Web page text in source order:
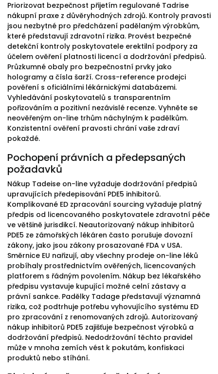
Priorizovat bezpečnost přijetím regulované Tadrise
nákupní praxe z důvěryhodných zdrojů. Kontroly pravosti
jsou nezbytné pro předcházení padělaným výrobkům,
které představují zdravotní rizika. Provést bezpečné
detekční kontroly poskytovatele erektilní podpory za
účelem ověření platnosti licencí a dodržování předpisů.
Průzkumné obaly pro bezpečnostní prvky jako
hologramy a čísla šarží. Cross-reference prodejci
pověření s oficiálními lékárnickými databázemi.
Vyhledávání poskytovatelů s transparentním
pořizováním a pozitivní nezávislé recenze. Vyhněte se
neověřeným on-line trhům náchylným k padělkům.
Konzistentní ověření pravosti chrání vaše zdraví
pokaždé.
Pochopení právních a předepsaných
požadavků
Nákup Tadeise on-line vyžaduje dodržování předpisů
upravujících předepisování PDE5 inhibitorů.
Komplikované ED zpracování sourcing vyžaduje platný
předpis od licencovaného poskytovatele zdravotní péče
ve většině jurisdikcí. Neautorizovaný nákup inhibitorů
PDE5 ze zámořských lékáren často porušuje dovozní
zákony, jako jsou zákony prosazované FDA v USA.
Směrnice EU nařizují, aby všechny prodeje on-line léků
probíhaly prostřednictvím ověřených, licencovaných
platforem s řádným povolením. Nákup bez lékařského
předpisu vystavuje kupující možné celní zástavy a
právní sankce. Padělky Tadage představují významná
rizika, což podtrhuje potřebu vyhovujícího systému ED
pro zpracování z renomovaných zdrojů. Autorizovaný
nákup inhibitorů PDE5 zajišťuje bezpečnost výrobků a
dodržování předpisů. Nedodržování těchto pravidel
může v mnoha zemích vést k pokutám, konfiskaci
produktů nebo stíhání.